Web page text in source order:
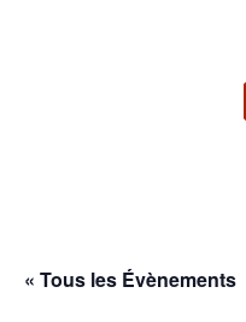
« Tous les Évènements